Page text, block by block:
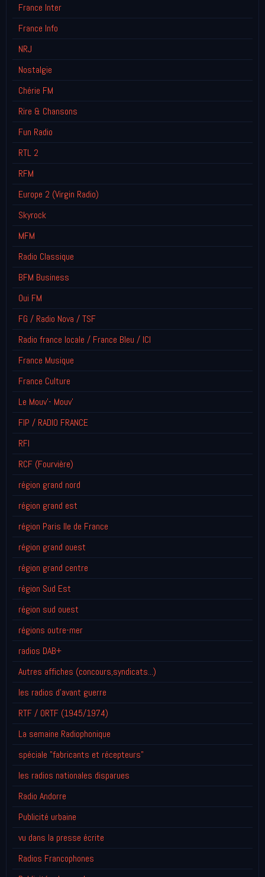
France Inter
France Info
NRJ
Nostalgie
Chérie FM
Rire & Chansons
Fun Radio
RTL 2
RFM
Europe 2 (Virgin Radio)
Skyrock
MFM
Radio Classique
BFM Business
Oui FM
FG / Radio Nova / TSF
Radio france locale / France Bleu / ICI
France Musique
France Culture
Le Mouv'- Mouv'
FIP / RADIO FRANCE
RFI
RCF (Fourvière)
région grand nord
région grand est
région Paris Ile de France
région grand ouest
région grand centre
région Sud Est
région sud ouest
régions outre-mer
radios DAB+
Autres affiches (concours,syndicats...)
les radios d'avant guerre
RTF / ORTF (1945/1974)
La semaine Radiophonique
spéciale "fabricants et récepteurs"
les radios nationales disparues
Radio Andorre
Publicité urbaine
vu dans la presse écrite
Radios Francophones